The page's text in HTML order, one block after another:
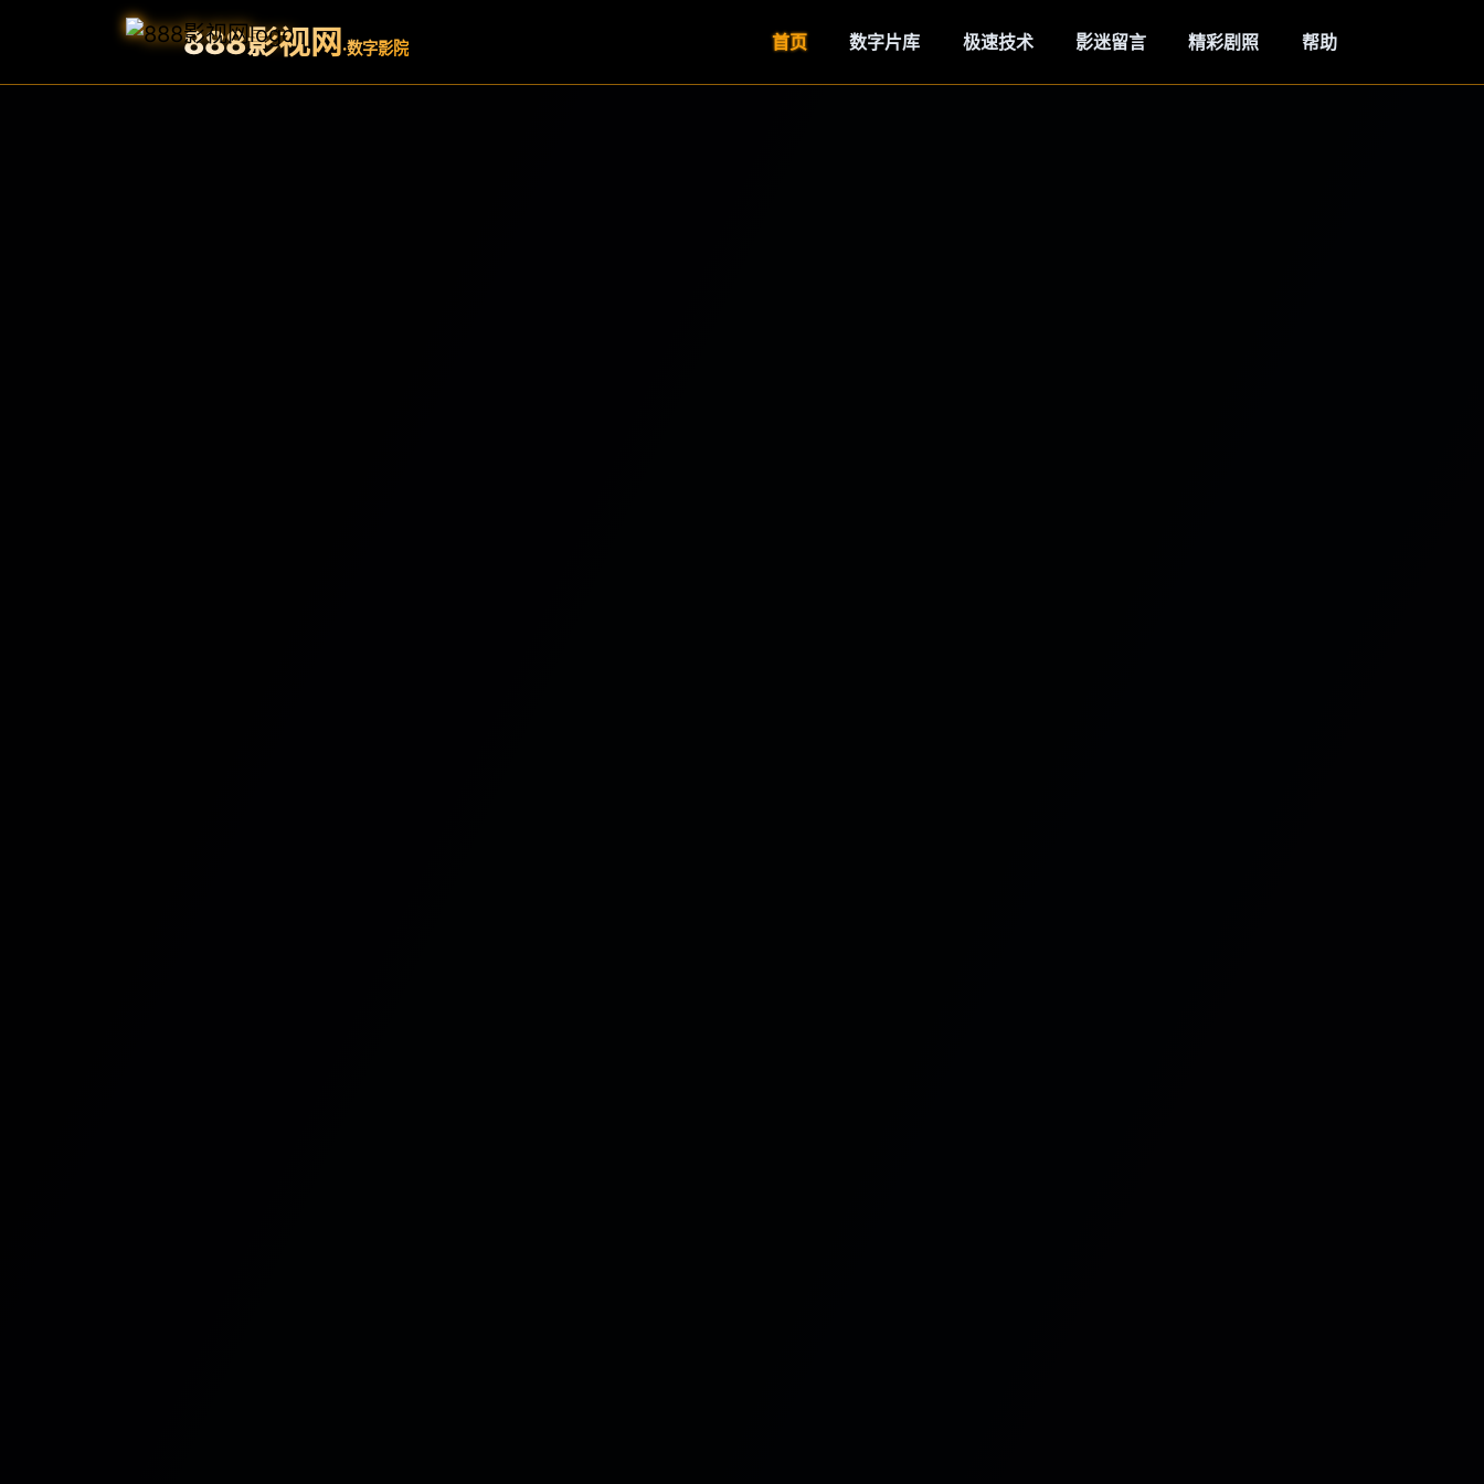
888影视网 ·数字影院 首页 数字片库 极速技术 影迷留言 精彩剧照 帮助